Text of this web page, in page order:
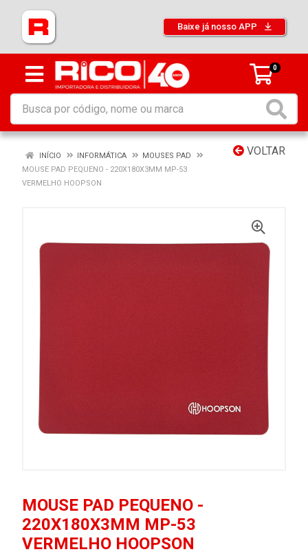
Baixe já nosso APP
0
VOLTAR
INÍCIO INFORMÁTICA
MOUSES PAD
MOUSE PAD PEQUENO - 220X180X3MM MP-53
VERMELHO HOOPSON
MOUSE PAD PEQUENO -
220X180X3MM MP-53
VERMELHO HOOPSON